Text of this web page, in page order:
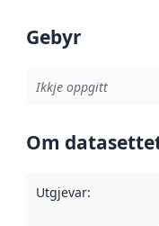
Gebyr
Ikkje oppgitt
Om
Utgjevar: